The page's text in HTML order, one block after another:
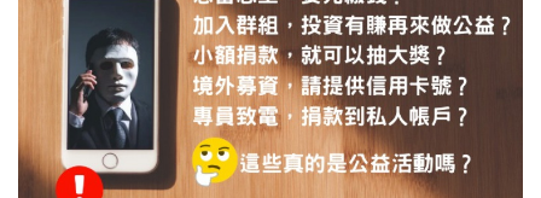
遇到什麼樣的問題。🎥 主題：那些楊姐照顧的黑戶寶寶，
後來去哪了？採訪者：珮筠（節目助理）來賓：楊婕妤（關
愛之家創辦人）本集收聽重點：00:31 關愛之家的起點和發
展01:04 外籍移工為什麼要逃跑？03:16 孩子出生後沒有左
手掌，爸媽抱頭痛哭07:03 非本國籍孩子的受教權14:…